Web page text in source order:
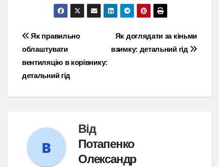
Навігація
записів
Як доглядати за кіньми
взимку: детальний гід
Як правильно
облаштувати
вентиляцію в корівнику:
детальний гід
Від
Потапенко
Олександр